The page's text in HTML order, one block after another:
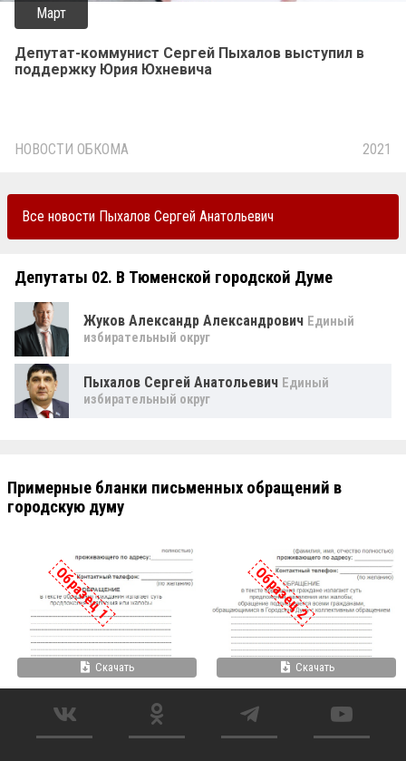
Март
Депутат-коммунист Сергей Пыхалов выступил в
поддержку Юрия Юхневича
НОВОСТИ ОБКОМА 2021
Все новости Пыхалов Сергей Анатольевич
Депутаты 02. В Тюменской городской Думе
Жуков Александр Александрович Единый
избирательный округ
Пыхалов Сергей Анатольевич Единый
избирательный округ
Примерные бланки письменных обращений в
городскую думу
Образец 1
Скачать
Образец 2
Скачать